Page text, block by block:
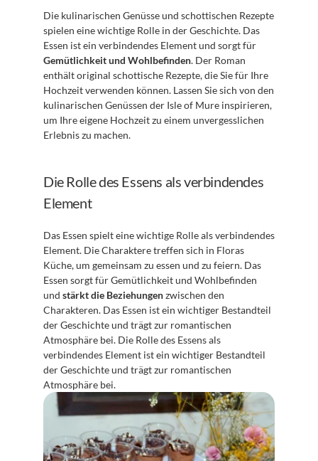
Die kulinarischen Genüsse und schottischen Rezepte
spielen eine wichtige Rolle in der Geschichte. Das
Gemütlichkeit und Wohlbefinden. Der Roman
enthält original schottische Rezepte, die Sie für Ihre
Hochzeit verwenden können. Lassen Sie sich von den
kulinarischen Genüssen der Isle of Mure inspirieren,
um Ihre eigene Hochzeit zu einem unvergesslichen
Erlebnis zu machen.
Die Rolle des Essens als verbindendes
Element
Das Essen spielt eine wichtige Rolle als verbindendes
Element. Die Charaktere treffen sich in Floras
Küche, um gemeinsam zu essen und zu feiern. Das
Essen sorgt für Gemütlichkeit und Wohlbefinden
und stärkt die Beziehungen zwischen den
Charakteren. Das Essen ist ein wichtiger Bestandteil
der Geschichte und trägt zur romantischen
Atmosphäre bei. Die Rolle des Essens als
verbindendes Element ist ein wichtiger Bestandteil
der Geschichte und trägt zur romantischen
Atmosphäre bei.